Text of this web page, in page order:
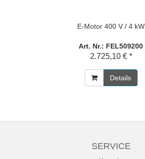
E-Motor 400 V / 4 kW
Art. Nr.: FEL509200
2.725,10 € *
Details
SERVICE